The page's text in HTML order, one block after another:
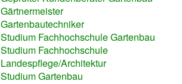
Gärtnermeister
Gartenbautechniker
Studium Fachhochschule Gartenbau
Studium Fachhochschule
Landespflege/Architektur
Studium Gartenbau